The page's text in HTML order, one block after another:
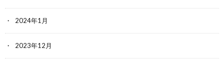
2024年1月
2023年12月